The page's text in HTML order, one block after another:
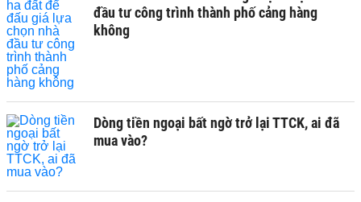
đầu tư công trình thành phố cảng hàng
không
Dòng tiền ngoại bất ngờ trở lại TTCK, ai đã
mua vào?